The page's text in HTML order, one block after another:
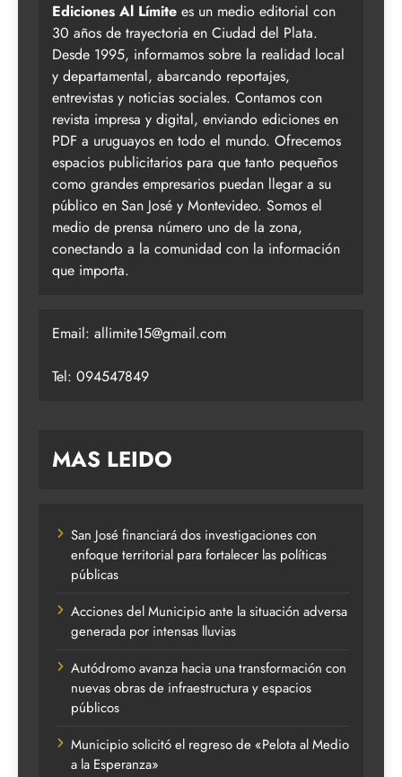
Ediciones Al Límite es un medio editorial con
30 años de trayectoria en Ciudad del Plata.
Desde 1995, informamos sobre la realidad local
y departamental, abarcando reportajes,
entrevistas y noticias sociales. Contamos con
revista impresa y digital, enviando ediciones en
PDF a uruguayos en todo el mundo. Ofrecemos
espacios publicitarios para que tanto pequeños
como grandes empresarios puedan llegar a su
público en San José y Montevideo. Somos el
medio de prensa número uno de la zona,
conectando a la comunidad con la información
que importa.
Email: allimite15@gmail.com
Tel: 094547849
MAS LEIDO
San José financiará dos investigaciones con
enfoque territorial para fortalecer las políticas
públicas
Acciones del Municipio ante la situación adversa
generada por intensas lluvias
Autódromo avanza hacia una transformación con
nuevas obras de infraestructura y espacios
públicos
Municipio solicitó el regreso de «Pelota al Medio
a la Esperanza»